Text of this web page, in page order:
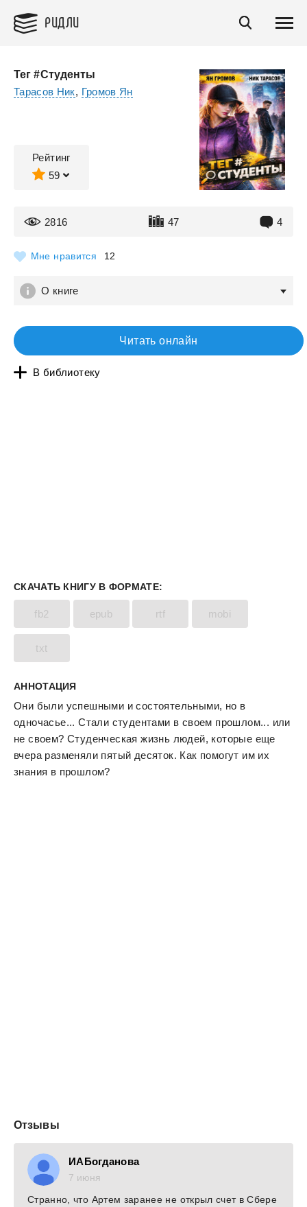
РИДЛИ
Тег #Студенты
Тарасов Ник, Громов Ян
Рейтинг
59
2816 47 4
Мне нравится 12
О книге
Читать онлайн
В библиотеку
СКАЧАТЬ КНИГУ В ФОРМАТЕ:
fb2 epub rtf mobi
txt
АННОТАЦИЯ
Они были успешными и состоятельными, но в
одночасье... Стали студентами в своем прошлом... или
не своем? Студенческая жизнь людей, которые еще
вчера разменяли пятый десяток. Как помогут им их
знания в прошлом?
Отзывы
ИАБогданова
7 июня
Странно, что Артем заранее не открыл счет в Сбере